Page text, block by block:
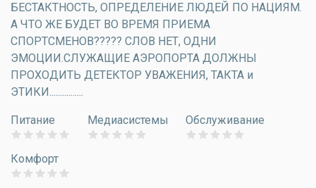
БЕСТАКТНОСТЬ, ОПРЕДЕЛЕНИЕ ЛЮДЕЙ ПО НАЦИЯМ.
А ЧТО ЖЕ БУДЕТ ВО ВРЕМЯ ПРИЕМА
СПОРТСМЕНОВ????? СЛОВ НЕТ, ОДНИ
ЭМОЦИИ.СЛУЖАЩИЕ АЭРОПОРТА ДОЛЖНЫ
ПРОХОДИТЬ ДЕТЕКТОР УВАЖЕНИЯ, ТАКТА и
ЭТИКИ................
Питание Медиасистемы Обслуживание
Комфорт